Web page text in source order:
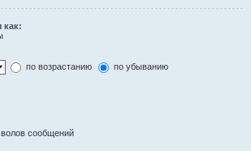
как:
по возрастанию
по убыванию
сообщений